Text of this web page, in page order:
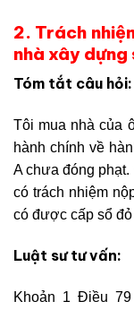
2. Trách
nhà xây
Tóm tắt câu hỏi:
Tôi mua nhà của
hành chính về
A chưa đóng phạt.
có trách nhiệm
có được cấp sổ
Luật sư tư vấn:
Khoản 1 Điều